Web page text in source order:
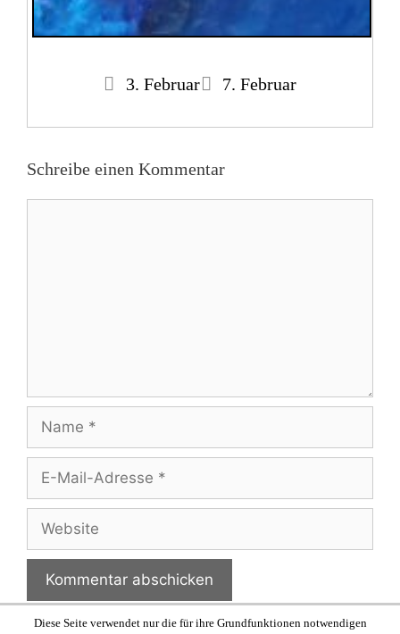
3. Februar 7. Februar
Schreibe einen Kommentar
Name
Adresse
Website
Diese Seite verwendet nur die für ihre Grundfunktionen notwendigen